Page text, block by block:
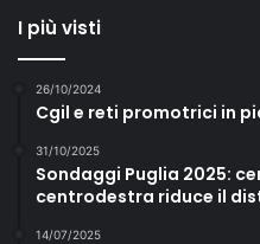
I più visti
26/10/2024
Cgil e reti promotrici in
31/10/2025
Sondaggi Puglia 2025:
centrodestra riduce il
14/07/2025